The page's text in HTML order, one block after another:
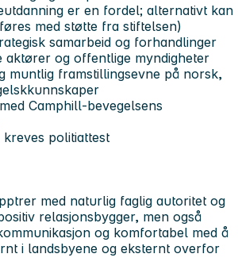
er en fordel; alternativt kan
med støtte fra stiftelsen)
samarbeid og forhandlinger
aktører og offentlige myndigheter
muntlig framstillingsevne på norsk,
Camphill-bevegelsens
kreves politiattest
med naturlig faglig autoritet og
relasjonsbygger, men også
og komfortabel med å
i landsbyene og eksternt overfor